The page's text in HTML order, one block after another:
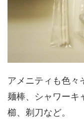
アメニティも色々
麺棒、シャワーキ
櫛、剃刀など。